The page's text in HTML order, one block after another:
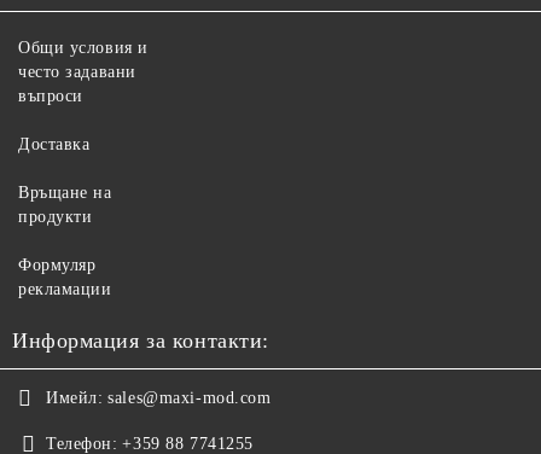
Общи условия и
често задавани
въпроси
Доставка
Връщане на
продукти
Формуляр
рекламации
Информация за контакти:
Имейл: sales@maxi-mod.com
Телефон: +359 88 7741255